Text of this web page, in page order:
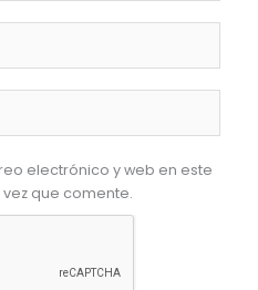
electrónico y web en este
que comente.